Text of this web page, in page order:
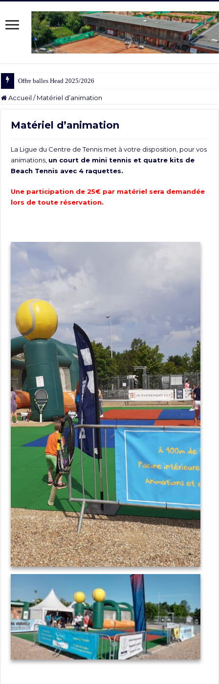
Offre balles Head 2025/2026
Accueil / Matériel d’animation
Matériel d’animation
La Ligue du Centre de Tennis met à votre disposition, pour vos
animations, un court de mini tennis et quatre kits de
Beach Tennis avec 4 raquettes.
Une participation de 25€ par matériel sera demandée
lors de toute réservation.